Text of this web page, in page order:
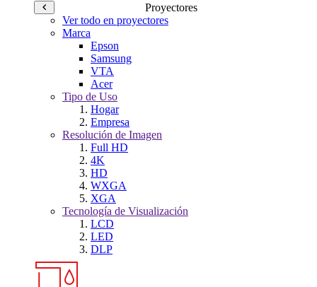
Proyectores
Ver todo en proyectores
Marca
Epson
Samsung
VTA
Acer
Tipo de Uso
Hogar
Empresa
Resolución de Imagen
Full HD
4K
HD
WXGA
XGA
Tecnología de Visualización
LCD
LED
DLP